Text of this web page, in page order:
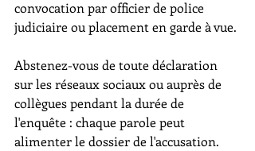
convocation par officier de police
judiciaire ou placement en garde à vue.
Abstenez-vous de toute déclaration
sur les réseaux sociaux ou auprès de
collègues pendant la durée de
l'enquête : chaque parole peut
alimenter le dossier de l'accusation.